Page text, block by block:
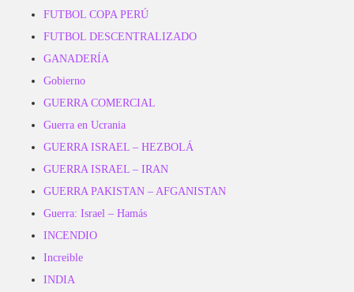
FUTBOL COPA PERÚ
FUTBOL DESCENTRALIZADO
GANADERÍA
Gobierno
GUERRA COMERCIAL
Guerra en Ucrania
GUERRA ISRAEL – HEZBOLÁ
GUERRA ISRAEL – IRAN
GUERRA PAKISTAN – AFGANISTAN
Guerra: Israel – Hamás
INCENDIO
Increible
INDIA